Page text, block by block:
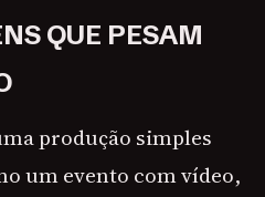
QUE PESAM
produção simples
um evento com vídeo,